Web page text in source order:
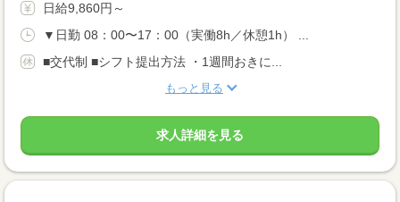
日給9,860円～
▼日勤 08：00〜17：00（実働8h／休憩1h） ...
■交代制 ■シフト提出方法 ・1週間おきに...
もっと見る
求人詳細を見る